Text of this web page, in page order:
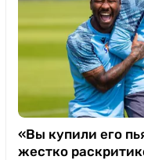
«Вы купили его
жестко